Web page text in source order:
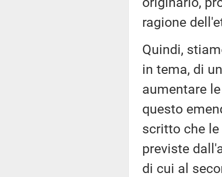
ragione
Quindi,
in tema, di
aumentare
questo
scritto che
previste
di cui al